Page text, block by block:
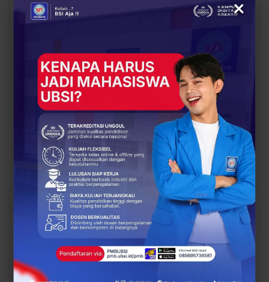
PREV POST
Tingkatkan Kompetensi
Mahasiswa Dalam
Workshop dan Uji
Profisiensi PCAP
Programming Essentials
in Python Netacad
NEXT POST
Pentingnya Bekali
Mahasiswa Tentang
Sertifikasi Kompetensi
All
You Might Also Like
×